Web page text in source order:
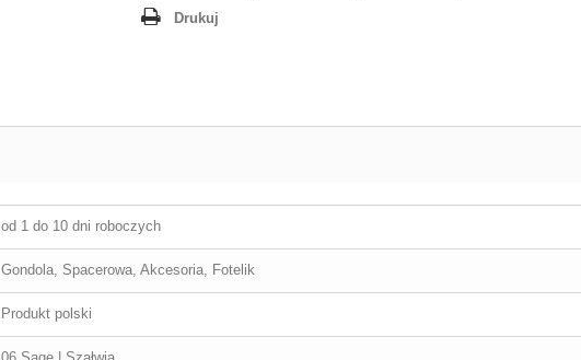
Drukuj
od 1 do 10 dni roboczych
Gondola, Spacerowa, Akcesoria, Fotelik
Produkt polski